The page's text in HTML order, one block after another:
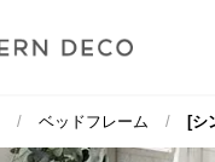
ベッドフレーム [シ